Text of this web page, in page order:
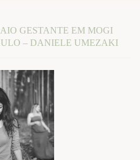
GESTANTE EM MOGI
– DANIELE UMEZAKI